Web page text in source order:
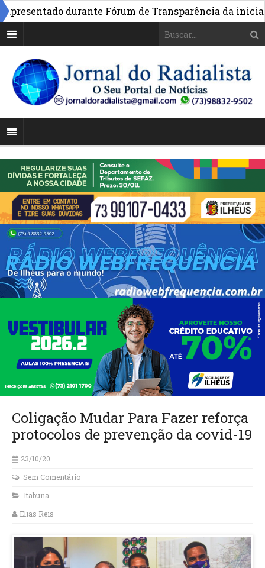
durante Fórum de Transparência da iniciativa
Coligação Mudar Para Fazer reforça
protocolos de prevenção da covid-19
23/10/20
Sem Comentário
Itabuna
Elias Reis